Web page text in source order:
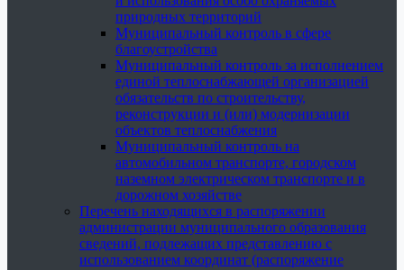
природных территорий
Муниципальный контроль в сфере
благоустройства
Муниципальный контроль за исполнением
единой теплоснабжающей организацией
обязательств по строительству,
реконструкции и (или) модернизации
объектов теплоснабжения
Муниципальный контроль на
автомобильном транспорте, городском
наземном электрическом транспорте и в
дорожном хозяйстве
Перечень находящихся в распоряжении
администрации муниципального образования
сведений, подлежащих представлению с
использованием координат (распоряжение